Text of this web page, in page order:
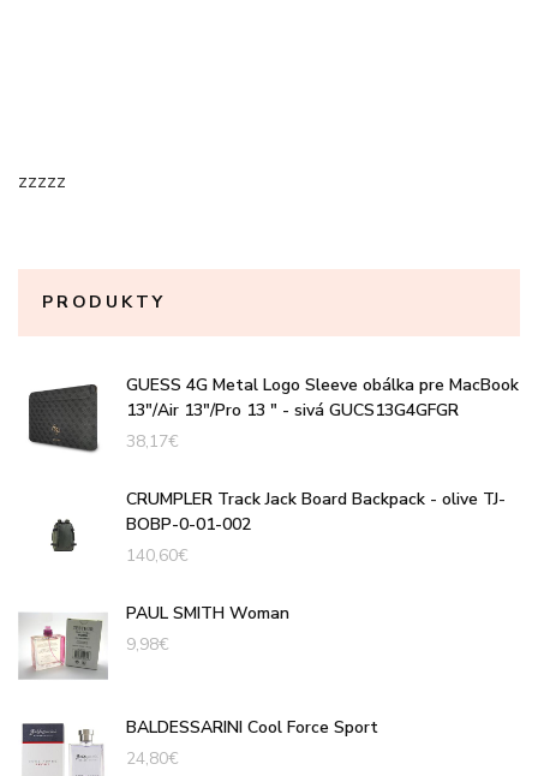
zzzzz
PRODUKTY
GUESS 4G Metal Logo Sleeve obálka pre MacBook
13"/Air 13"/Pro 13 " - sivá GUCS13G4GFGR
38,17€
CRUMPLER Track Jack Board Backpack - olive TJ-
BOBP-0-01-002
140,60€
PAUL SMITH Woman
9,98€
BALDESSARINI Cool Force Sport
24,80€